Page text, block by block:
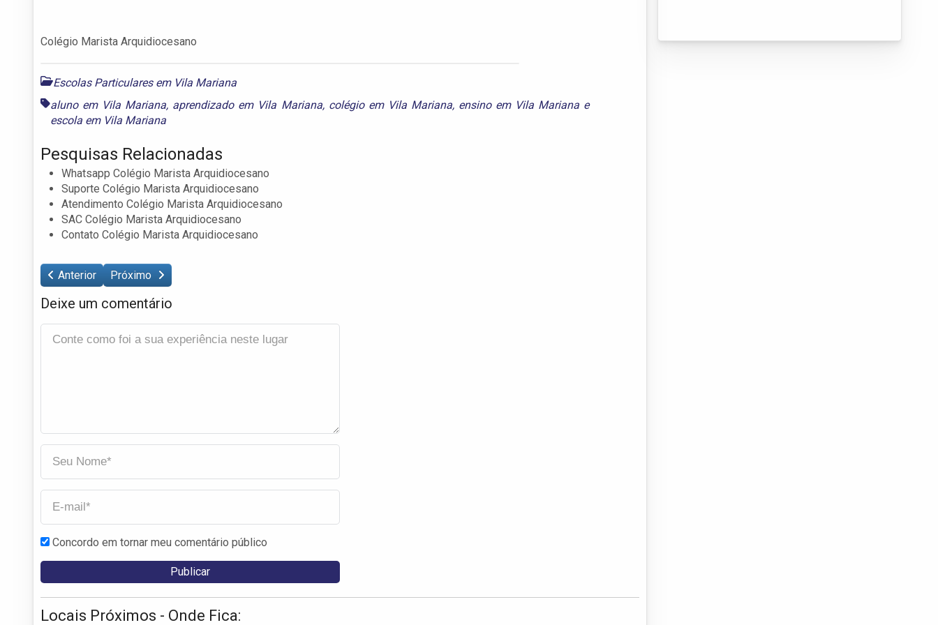
Colégio Marista Arquidiocesano
Escolas Particulares em Vila Mariana
aluno em Vila Mariana, aprendizado em Vila Mariana, colégio em Vila Mariana, ensino em Vila Mariana e
escola em Vila Mariana
Pesquisas Relacionadas
Whatsapp Colégio Marista Arquidiocesano
Suporte Colégio Marista Arquidiocesano
Atendimento Colégio Marista Arquidiocesano
SAC Colégio Marista Arquidiocesano
Contato Colégio Marista Arquidiocesano
Anterior Próximo
Deixe um comentário
Concordo em tornar meu comentário público
Locais Próximos - Onde Fica: